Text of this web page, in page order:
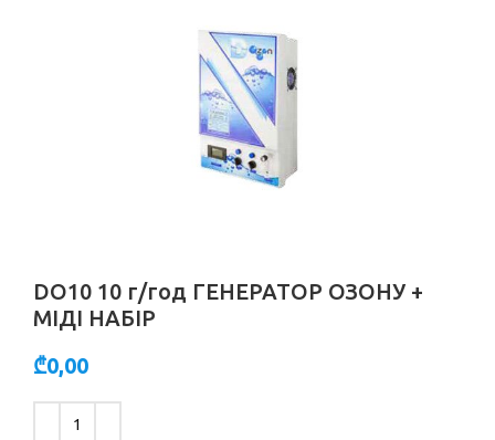
DO10 10 г/год ГЕНЕРАТОР ОЗОНУ +
МІДІ НАБІР
₾0,00